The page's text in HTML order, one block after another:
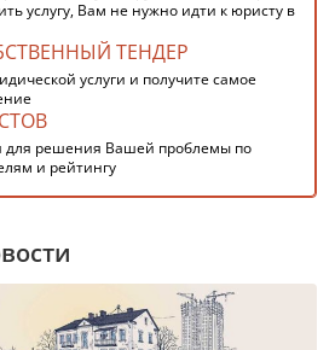
услугу, Вам не нужно идти к юристу в
ТЕНДЕР
услуги и получите самое
для решения Вашей проблемы по
и рейтингу